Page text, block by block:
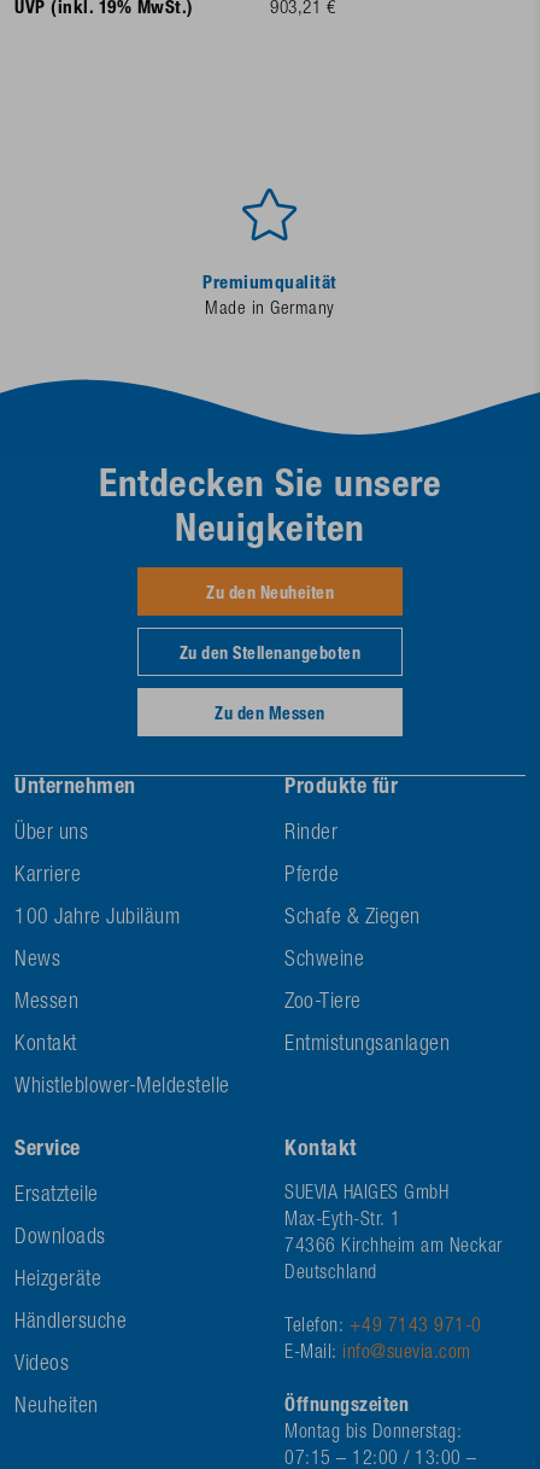
UVP (inkl. 19% MwSt.)
903,21 €
Premiumqualität
Made in Germany
Unternehmen
Über uns
Karriere
100 Jahre Jubiläum
News
Messen
Kontakt
Whistleblower-Meldestelle
Produkte für
Rinder
Pferde
Schafe & Ziegen
Schweine
Zoo-Tiere
Entmistungsanlagen
Service
Ersatzteile
Downloads
Heizgeräte
Händlersuche
Videos
Neuheiten
Kontakt
SUEVIA HAIGES GmbH
Max-Eyth-Str. 1
74366 Kirchheim am Neckar
Deutschland
Telefon: +49 7143 971-0
E-Mail: info@suevia.com
Öffnungszeiten
Montag bis Donnerstag:
07:15 – 12:00 / 13:00 –
Entdecken Sie unsere
Neuigkeiten
Zu den Neuheiten
Zu den Stellenangeboten
Zu den Messen